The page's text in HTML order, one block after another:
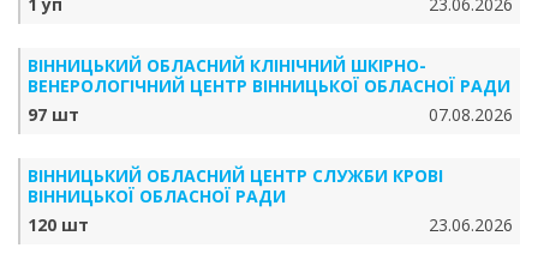
ВІННИЦЬКИЙ ОБЛАСНИЙ КЛІНІЧНИЙ ШКІРНО-
ВЕНЕРОЛОГІЧНИЙ ЦЕНТР ВІННИЦЬКОЇ ОБЛАСНОЇ РАДИ
97 шт
07.08.2026
ВІННИЦЬКИЙ ОБЛАСНИЙ ЦЕНТР СЛУЖБИ КРОВІ
ВІННИЦЬКОЇ ОБЛАСНОЇ РАДИ
120 шт
23.06.2026